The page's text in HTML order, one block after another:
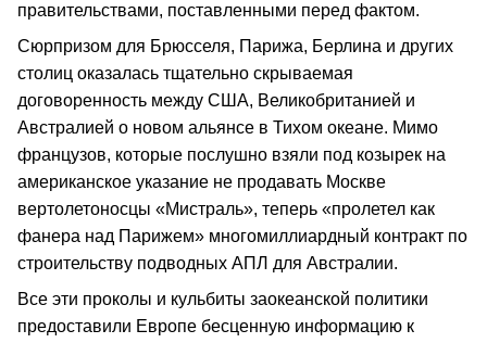
правительствами, поставленными перед фактом.
Сюрпризом для Брюсселя, Парижа, Берлина и других
столиц оказалась тщательно скрываемая
договоренность между США, Великобританией и
Австралией о новом альянсе в Тихом океане. Мимо
французов, которые послушно взяли под козырек на
американское указание не продавать Москве
вертолетоносцы «Мистраль», теперь «пролетел как
фанера над Парижем» многомиллиардный контракт по
строительству подводных АПЛ для Австралии.
Все эти проколы и кульбиты заокеанской политики
предоставили Европе бесценную информацию к